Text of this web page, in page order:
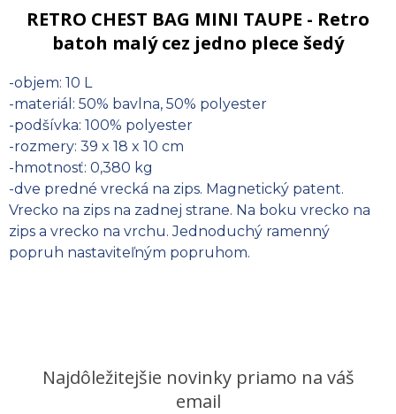
RETRO CHEST BAG MINI TAUPE - Retro
batoh malý cez jedno plece šedý
-objem: 10 L
-materiál: 50% bavlna, 50% polyester
-podšívka: 100% polyester
-rozmery: 39 x 18 x 10 cm
-hmotnosť: 0,380 kg
-dve predné vrecká na zips. Magnetický patent.
Vrecko na zips na zadnej strane. Na boku vrecko na
zips a vrecko na vrchu. Jednoduchý ramenný
popruh nastaviteľným popruhom.
Najdôležitejšie novinky priamo na váš
email